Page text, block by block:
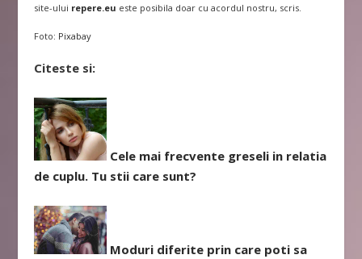
site-ului repere.eu este posibila doar cu acordul nostru, scris.
Foto: Pixabay
Citeste si:
Cele mai frecvente greseli in relatia
de cuplu. Tu stii care sunt?
Moduri diferite prin care poti sa